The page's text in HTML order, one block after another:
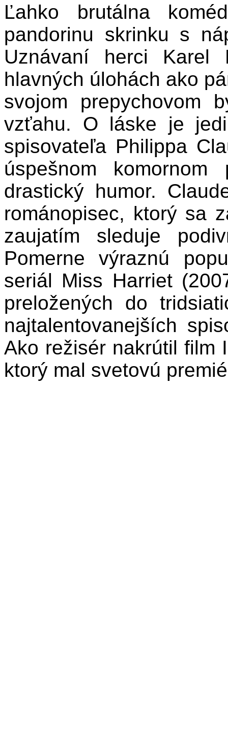
Ľahko brutálna
pandorinu skrinku s
Uznávaní herci
hlavných úlohách ako
svojom prepychovom
vzťahu. O láske je
spisovateľa Philippa
úspešnom komornom
drastický humor.
románopisec, ktorý sa
zaujatím sleduje
Pomerne výraznú
seriál Miss Harriet
preložených do
najtalentovanejších
Ako režisér nakrútil film
ktorý mal svetovú